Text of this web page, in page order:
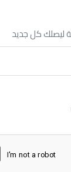
ليصلك كل جديد
اضافة للسلة